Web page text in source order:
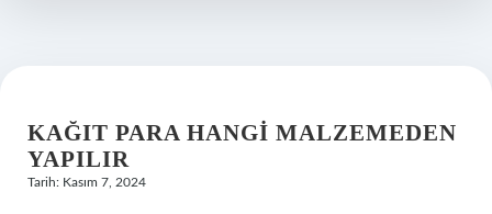
KAĞIT PARA HANGI MALZEMEDEN
YAPILIR
Tarih: Kasım 7, 2024